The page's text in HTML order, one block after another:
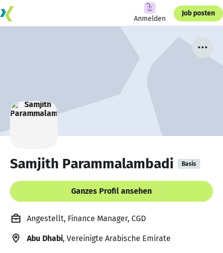
Anmelden
Job posten
Samjith Parammalambadi Basis
Ganzes Profil ansehen
Angestellt, Finance Manager, CGD
Abu Dhabi, Vereinigte Arabische Emirate